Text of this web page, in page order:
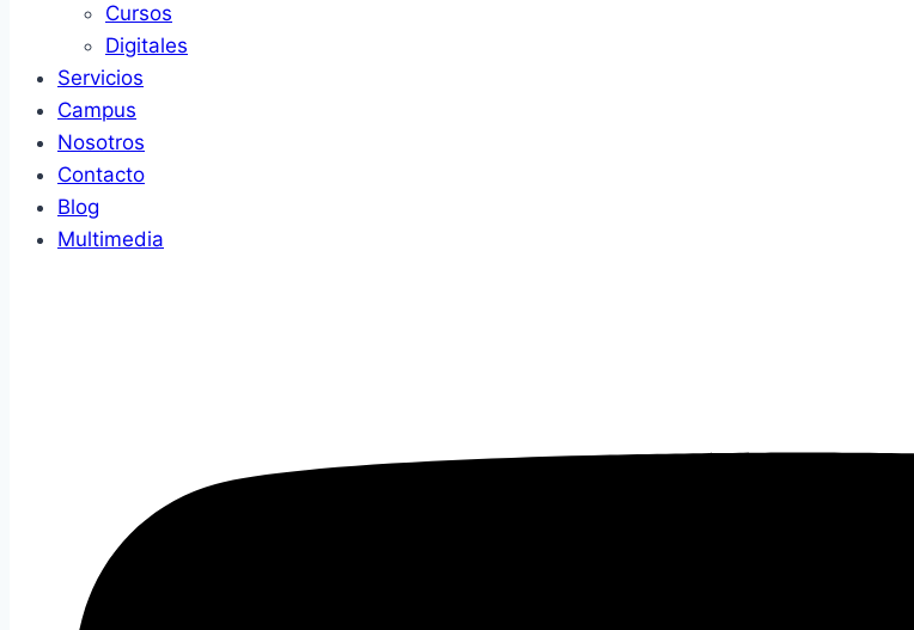
Cursos
Digitales
Servicios
Campus
Nosotros
Contacto
Blog
Multimedia